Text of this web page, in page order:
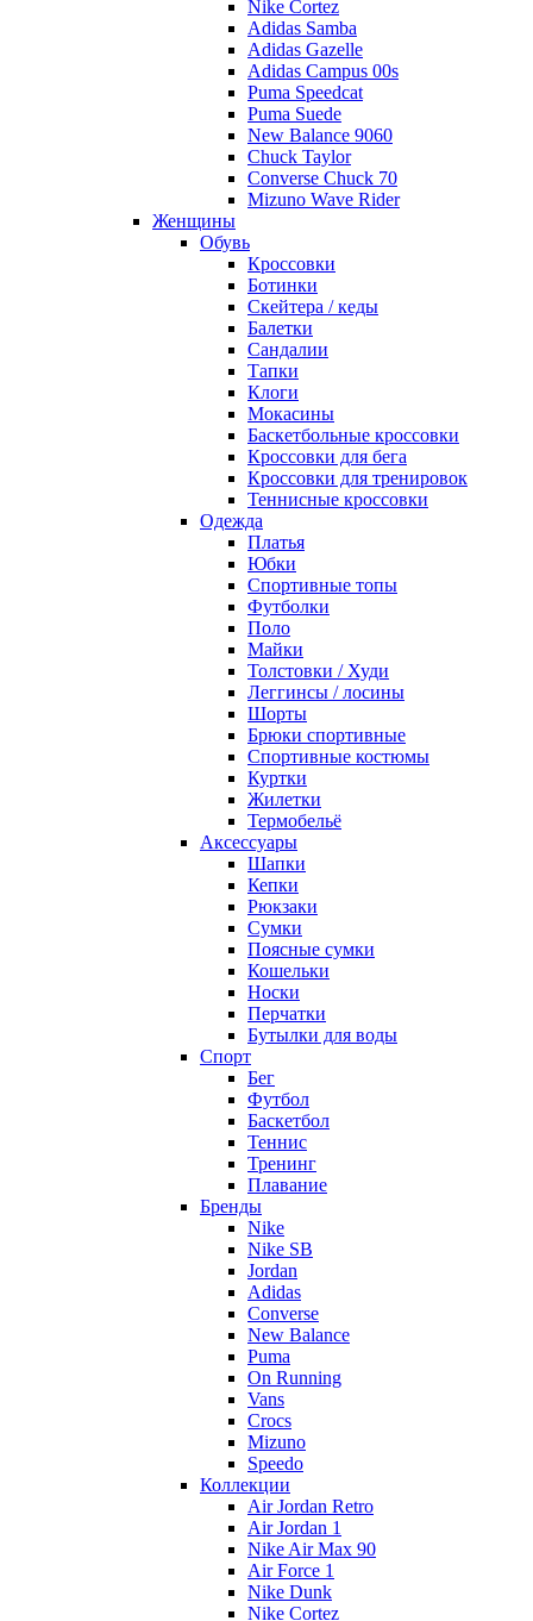
Nike Cortez
Adidas Samba
Adidas Gazelle
Adidas Campus 00s
Puma Speedcat
Puma Suede
New Balance 9060
Chuck Taylor
Converse Chuck 70
Mizuno Wave Rider
Женщины
Обувь
Кроссовки
Ботинки
Скейтера / кеды
Балетки
Сандалии
Тапки
Клоги
Мокасины
Баскетбольные кроссовки
Кроссовки для бега
Кроссовки для тренировок
Теннисные кроссовки
Одежда
Платья
Юбки
Спортивные топы
Футболки
Поло
Майки
Толстовки / Худи
Леггинсы / лосины
Шорты
Брюки спортивные
Спортивные костюмы
Куртки
Жилетки
Термобельё
Аксессуары
Шапки
Кепки
Рюкзаки
Сумки
Поясные сумки
Кошельки
Носки
Перчатки
Бутылки для воды
Спорт
Бег
Футбол
Баскетбол
Теннис
Тренинг
Плавание
Бренды
Nike
Nike SB
Jordan
Adidas
Converse
New Balance
Puma
On Running
Vans
Crocs
Mizuno
Speedo
Коллекции
Air Jordan Retro
Air Jordan 1
Nike Air Max 90
Air Force 1
Nike Dunk
Nike Cortez